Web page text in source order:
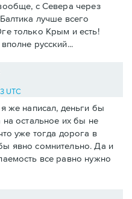
с Севера через
лучше всего
только Крым и есть!
русский...
UTC
же написал, деньги бы
остальное их бы не
уже тогда дорога в
явно сомнительно. Да и
все равно нужно